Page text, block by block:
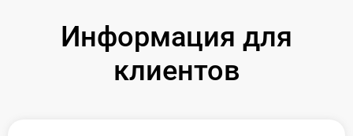
Информация для
клиентов